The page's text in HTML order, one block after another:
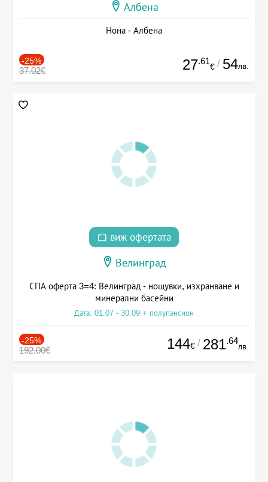
Албена
Нона - Албена
-25%
37.02€ 27.61
€ / 54лв.
виж офертата
Велинград
СПА оферта 3=4: Велинград - нощувки, изхранване и
минерални басейни
Дата: 01.07 - 30.09 + полупансион
-25%
192.00€ 144€ / 281.64
лв.